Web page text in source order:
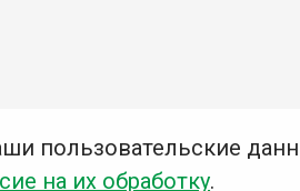
пользовательские
на их обработку.